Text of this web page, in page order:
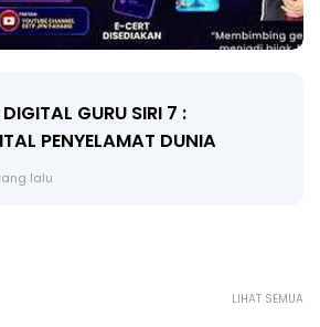
FFK (FESTIVAL LENSA
- FLeP) 2026
hari yang lalu
LIHAT SEMUA